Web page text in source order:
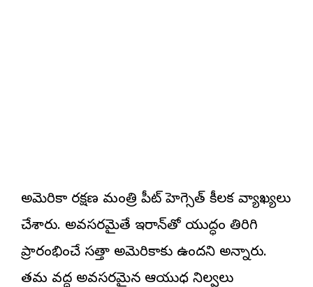
అమెరికా రక్షణ మంత్రి పీట్ హెగ్సెత్ కీలక వ్యాఖ్యలు
చేశారు. అవసరమైతే ఇరాన్‌తో యుద్ధం తిరిగి
ప్రారంభించే సత్తా అమెరికాకు ఉందని అన్నారు.
తమ వద్ద అవసరమైన ఆయుధ నిల్వలు